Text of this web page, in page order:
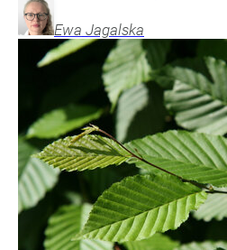
Ewa Jagalska